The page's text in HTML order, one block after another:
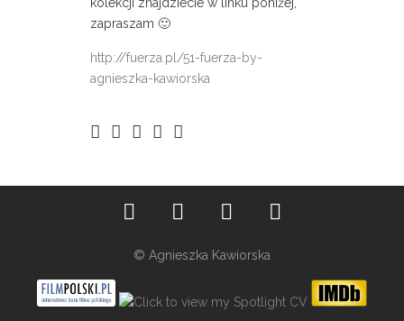
zapraszam 🙂
http://fuerza.pl/51-fuerza-by-
agnieszka-kawiorska
© Agnieszka Kawiorska